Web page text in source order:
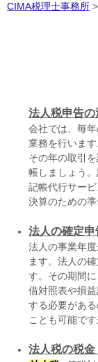
CIMA税理士事務所 >
法人税申告の
会社では、毎
業務を行います
その年の取引
帳しましょう
記帳代行サー
決算のための
法人の確定申
法人の事業年
ます。法人の
す。その期間
借対照表や損
する必要があ
ことも可能です
法人税の税